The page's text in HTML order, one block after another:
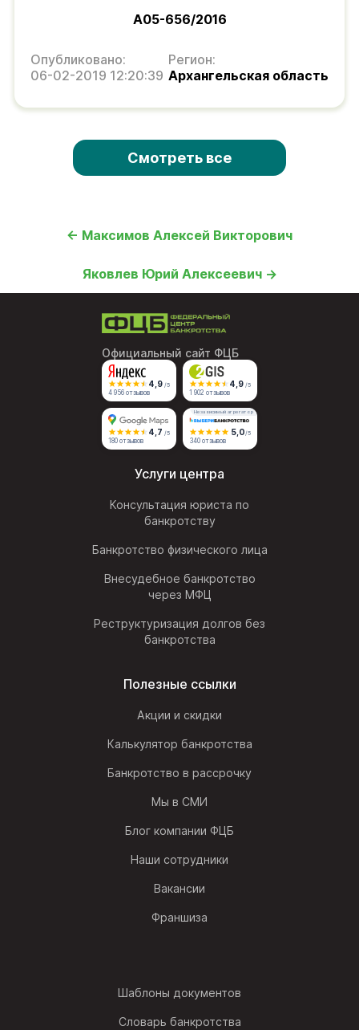
А05-656/2016
Опубликовано:
06-02-2019 12:20:39
Регион:
Архангельская область
Смотреть все
← Максимов Алексей Викторович
Яковлев Юрий Алексеевич →
Официальный сайт ФЦБ
4,9 /5
4 956 отзывов
4,9 /5
1 902 отзывов
4,7 /5
180 отзывов
Независимый агрегатор
5,0/5
340 отзывов
Услуги центра
Консультация юриста по
банкротству
Банкротство физического лица
Внесудебное банкротство
через МФЦ
Реструктуризация долгов без
банкротства
Полезные ссылки
Акции и скидки
Калькулятор банкротства
Банкротство в рассрочку
Мы в СМИ
Блог компании ФЦБ
Наши сотрудники
Вакансии
Франшиза
Шаблоны документов
Словарь банкротства